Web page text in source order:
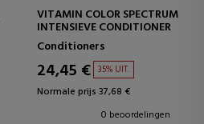
VITAMIN COLOR SPECTRUM
INTENSIEVE CONDITIONER
Conditioners
24,45 € 35% UIT.
Normale prijs 37,68 €
0 beoordelingen